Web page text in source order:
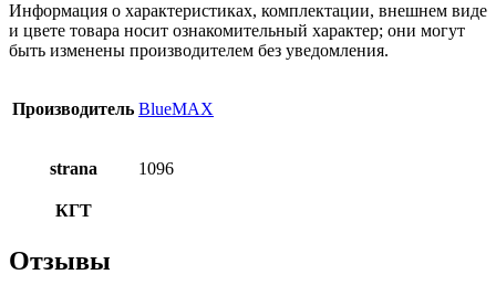
Информация о характеристиках, комплектации, внешнем виде
и цвете товара носит ознакомительный характер; они могут
быть изменены производителем без уведомления.
Производитель BlueMAX
strana 1096
КГТ
Отзывы